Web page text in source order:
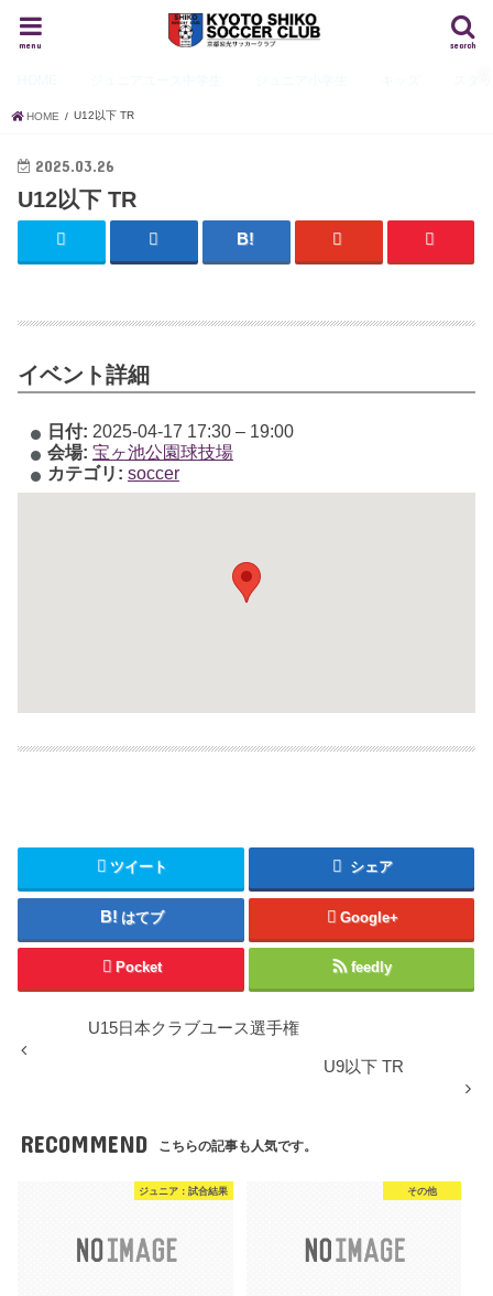
search
menu
HOME U12以下 TR
2025.03.26
U12以下 TR
イベント詳細
日付: 2025-04-17 17:30– 19:00
会場: 宝ヶ池公園球技場
カテゴリ: soccer
ツイート シェア
はてブ Google+
Pocket feedly
U15日本クラブユース選手権
U9以下 TR
RECOMMEND こちらの記事も人気です。
ジュニア：試合結果 その他